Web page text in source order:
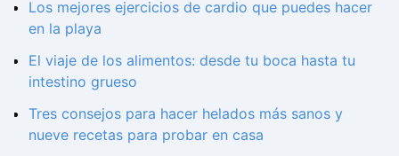
Los mejores ejercicios de cardio que puedes hacer
en la playa
El viaje de los alimentos: desde tu boca hasta tu
intestino grueso
Tres consejos para hacer helados más sanos y
nueve recetas para probar en casa